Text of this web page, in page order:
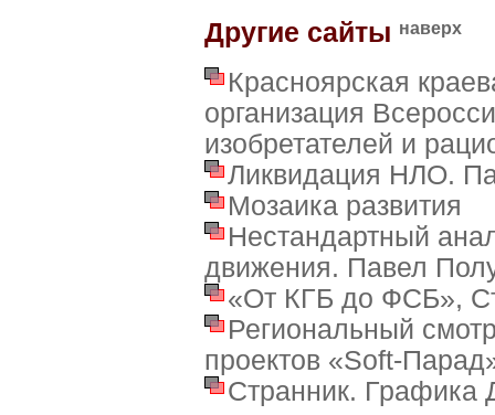
Другие сайты наверх
Красноярская
организация
изобретателей и
Ликвидация НЛО.
Мозаика развития
Нестандартный
движения. Павел
«От КГБ до ФСБ»,
Региональный
проектов «Soft-
Странник. Графика